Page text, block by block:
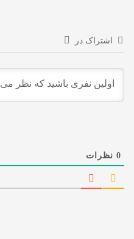
اشتراک در
0نظرات